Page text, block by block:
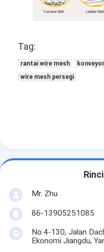
Tag:
rantai wire mesh
wire mesh persegi
Mr. Zhu
86-13905251085
No.4-130, Jalan
Ekonomi Jiangdu,